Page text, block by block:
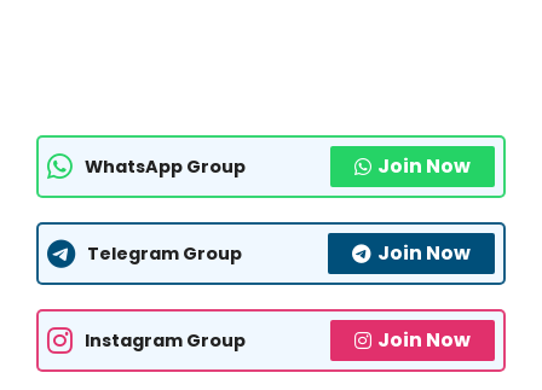
WhatsApp Group Join Now
Telegram Group Join Now
Instagram Group Join Now